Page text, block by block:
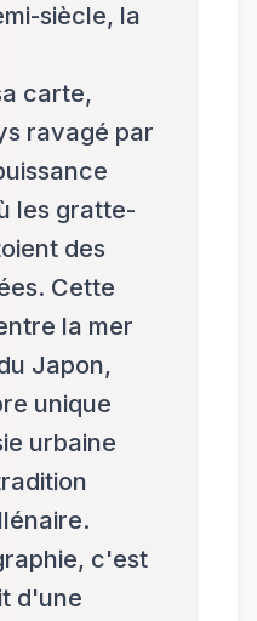
siècle, la
carte,
ravagé par
les gratte-
des
Cette
la mer
Japon,
unique
urbaine
c'est
d'une